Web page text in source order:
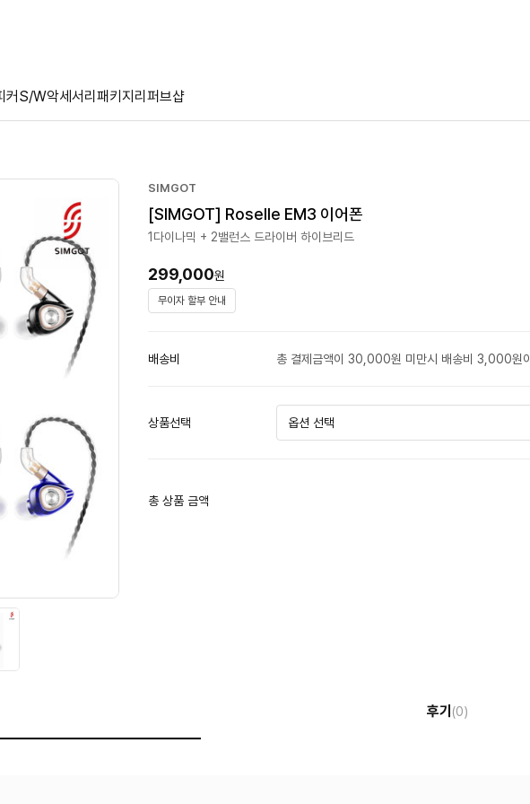
커S/W악세서리 패키지리퍼브샵
SIMGOT
[SIMGOT] Roselle EM3 이어폰
1다이나믹 + 2밸런스 드라이버 하이브리드
299,000원
무이자 할부 안내
배송비 총 결제금액이 30,000원 미만시 배송비 3,000원
상품선택
총 상품 금액
후기 (0)